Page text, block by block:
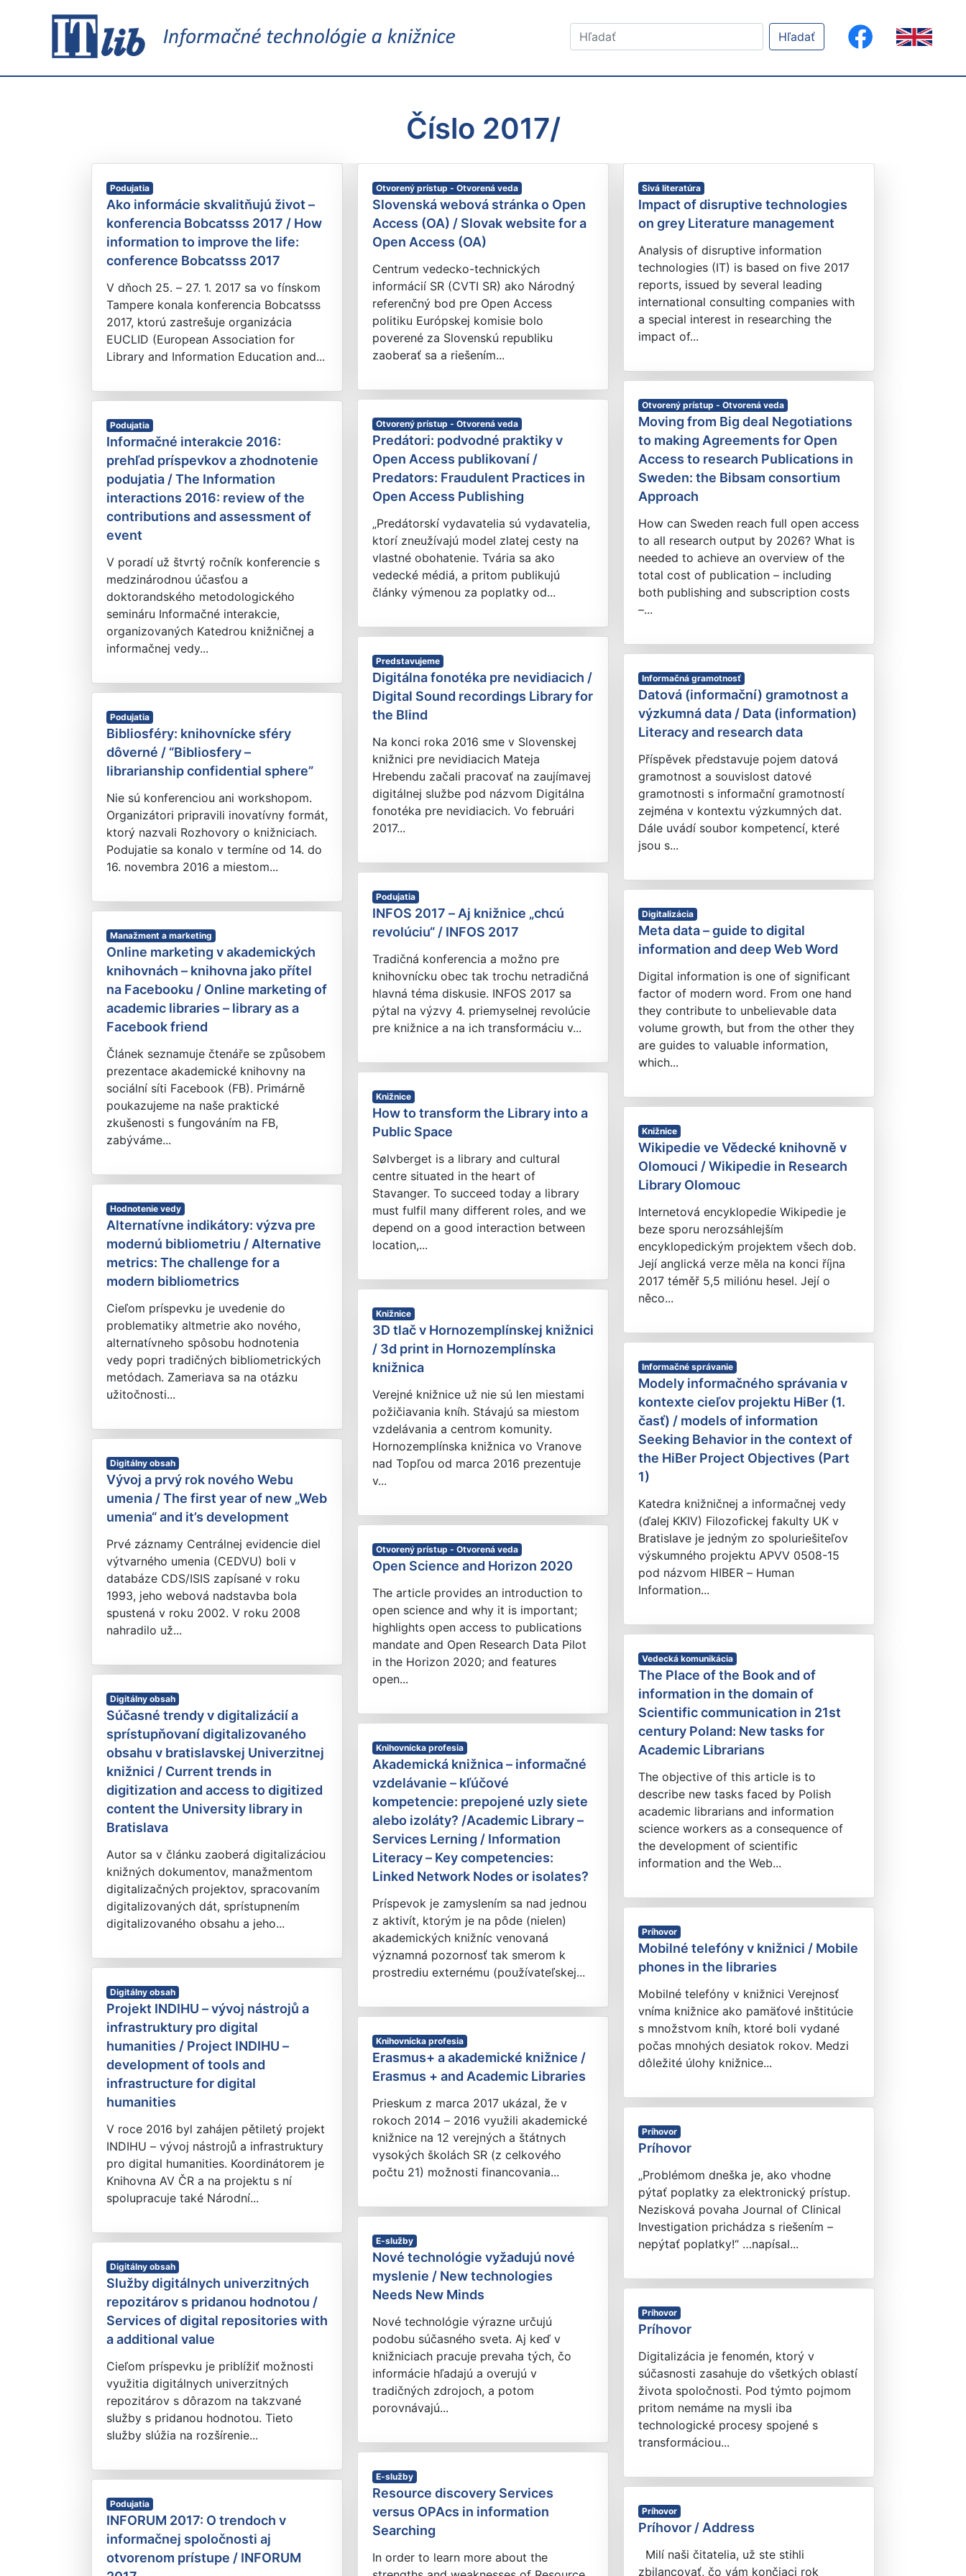
Hľadať
Číslo 2017/
Podujatia
Ako informácie skvalitňujú život –
konferencia Bobcatsss 2017 / How
information to improve the life:
conference Bobcatsss 2017
V dňoch 25. – 27. 1. 2017 sa vo fínskom
Tampere konala konferencia Bobcatsss
2017, ktorú zastrešuje organizácia
EUCLID (European Association for
Library and Information Education and...
Podujatia
Informačné interakcie 2016:
prehľad príspevkov a zhodnotenie
podujatia / The Information
interactions 2016: review of the
contributions and assessment of
event
V poradí už štvrtý ročník konferencie s
medzinárodnou účasťou a
doktorandského metodologického
semináru Informačné interakcie,
organizovaných Katedrou knižničnej a
informačnej vedy...
Podujatia
Bibliosféry: knihovnícke sféry
dôverné / “Bibliosfery –
librarianship confidential sphere”
Nie sú konferenciou ani workshopom.
Organizátori pripravili inovatívny formát,
ktorý nazvali Rozhovory o knižniciach.
Podujatie sa konalo v termíne od 14. do
16. novembra 2016 a miestom...
Manažment a marketing
Online marketing v akademických
knihovnách – knihovna jako přítel
na Facebooku / Online marketing of
academic libraries – library as a
Facebook friend
Článek seznamuje čtenáře se způsobem
prezentace akademické knihovny na
sociální síti Facebook (FB). Primárně
poukazujeme na naše praktické
zkušenosti s fungováním na FB,
zabýváme...
Hodnotenie vedy
Alternatívne indikátory: výzva pre
modernú bibliometriu / Alternative
metrics: The challenge for a
modern bibliometrics
Cieľom príspevku je uvedenie do
problematiky altmetrie ako nového,
alternatívneho spôsobu hodnotenia
vedy popri tradičných bibliometrických
metódach. Zameriava sa na otázku
užitočnosti...
Digitálny obsah
Vývoj a prvý rok nového Webu
umenia / The first year of new „Web
umenia“ and it’s development
Prvé záznamy Centrálnej evidencie diel
výtvarného umenia (CEDVU) boli v
databáze CDS/ISIS zapísané v roku
1993, jeho webová nadstavba bola
spustená v roku 2002. V roku 2008
nahradilo už...
Digitálny obsah
Súčasné trendy v digitalizácií a
sprístupňovaní digitalizovaného
obsahu v bratislavskej Univerzitnej
knižnici / Current trends in
digitization and access to digitized
content the University library in
Bratislava
Autor sa v článku zaoberá digitalizáciou
knižných dokumentov, manažmentom
digitalizačných projektov, spracovaním
digitalizovaných dát, sprístupnením
digitalizovaného obsahu a jeho...
Digitálny obsah
Projekt INDIHU – vývoj nástrojů a
infrastruktury pro digital
humanities / Project INDIHU –
development of tools and
infrastructure for digital
humanities
V roce 2016 byl zahájen pětiletý projekt
INDIHU – vývoj nástrojů a infrastruktury
pro digital humanities. Koordinátorem je
Knihovna AV ČR a na projektu s ní
spolupracuje také Národní...
Digitálny obsah
Služby digitálnych univerzitných
repozitárov s pridanou hodnotou /
Services of digital repositories with
a additional value
Cieľom príspevku je priblížiť možnosti
využitia digitálnych univerzitných
repozitárov s dôrazom na takzvané
služby s pridanou hodnotou. Tieto
služby slúžia na rozšírenie...
Podujatia
INFORUM 2017: O trendoch v
informačnej spoločnosti aj
otvorenom prístupe / INFORUM
Otvorený prístup - Otvorená veda
Slovenská webová stránka o Open
Access (OA) / Slovak website for a
Open Access (OA)
Centrum vedecko-technických
informácií SR (CVTI SR) ako Národný
referenčný bod pre Open Access
politiku Európskej komisie bolo
poverené za Slovenskú republiku
zaoberať sa a riešením...
Otvorený prístup - Otvorená veda
Predátori: podvodné praktiky v
Open Access publikovaní /
Predators: Fraudulent Practices in
Open Access Publishing
„Predátorskí vydavatelia sú vydavatelia,
ktorí zneužívajú model zlatej cesty na
vlastné obohatenie. Tvária sa ako
vedecké médiá, a pritom publikujú
články výmenou za poplatky od...
Predstavujeme
Digitálna fonotéka pre nevidiacich /
Digital Sound recordings Library for
the Blind
Na konci roka 2016 sme v Slovenskej
knižnici pre nevidiacich Mateja
Hrebendu začali pracovať na zaujímavej
digitálnej službe pod názvom Digitálna
fonotéka pre nevidiacich. Vo februári
2017...
Podujatia
INFOS 2017 – Aj knižnice „chcú
revolúciu“ / INFOS 2017
Tradičná konferencia a možno pre
knihovnícku obec tak trochu netradičná
hlavná téma diskusie. INFOS 2017 sa
pýtal na výzvy 4. priemyselnej revolúcie
pre knižnice a na ich transformáciu v...
Knižnice
How to transform the Library into a
Public Space
Sølvberget is a library and cultural
centre situated in the heart of
Stavanger. To succeed today a library
must fulfil many different roles, and we
depend on a good interaction between
location,...
Knižnice
3D tlač v Hornozemplínskej knižnici
/ 3d print in Hornozemplínska
knižnica
Verejné knižnice už nie sú len miestami
požičiavania kníh. Stávajú sa miestom
vzdelávania a centrom komunity.
Hornozemplínska knižnica vo Vranove
nad Topľou od marca 2016 prezentuje
v...
Otvorený prístup - Otvorená veda
Open Science and Horizon 2020
The article provides an introduction to
open science and why it is important;
highlights open access to publications
mandate and Open Research Data Pilot
in the Horizon 2020; and features
open...
Knihovnícka profesia
Akademická knižnica – informačné
vzdelávanie – kľúčové
kompetencie: prepojené uzly siete
alebo izoláty? /Academic Library –
Services Lerning / Information
Literacy – Key competencies:
Linked Network Nodes or isolates?
Príspevok je zamyslením sa nad jednou
z aktivít, ktorým je na pôde (nielen)
akademických knižníc venovaná
významná pozornosť tak smerom k
prostrediu externému (používateľskej...
Knihovnícka profesia
Erasmus+ a akademické knižnice /
Erasmus + and Academic Libraries
Prieskum z marca 2017 ukázal, že v
rokoch 2014 – 2016 využili akademické
knižnice na 12 verejných a štátnych
vysokých školách SR (z celkového
počtu 21) možnosti financovania...
E-služby
Nové technológie vyžadujú nové
myslenie / New technologies
Needs New Minds
Nové technológie výrazne určujú
podobu súčasného sveta. Aj keď v
knižniciach pracuje prevaha tých, čo
informácie hľadajú a overujú v
tradičných zdrojoch, a potom
porovnávajú...
E-služby
Resource discovery Services
versus OPAcs in information
Searching
In order to learn more about the
Sivá literatúra
Impact of disruptive technologies
on grey Literature management
Analysis of disruptive information
technologies (IT) is based on five 2017
reports, issued by several leading
international consulting companies with
a special interest in researching the
impact of...
Otvorený prístup - Otvorená veda
Moving from Big deal Negotiations
to making Agreements for Open
Access to research Publications in
Sweden: the Bibsam consortium
Approach
How can Sweden reach full open access
to all research output by 2026? What is
needed to achieve an overview of the
total cost of publication – including
both publishing and subscription costs
–...
Informačná gramotnosť
Datová (informační) gramotnost a
výzkumná data / Data (information)
Literacy and research data
Příspěvek představuje pojem datová
gramotnost a souvislost datové
gramotnosti s informační gramotností
zejména v kontextu výzkumných dat.
Dále uvádí soubor kompetencí, které
jsou s...
Digitalizácia
Meta data – guide to digital
information and deep Web Word
Digital information is one of significant
factor of modern word. From one hand
they contribute to unbelievable data
volume growth, but from the other they
are guides to valuable information,
which...
Knižnice
Wikipedie ve Vědecké knihovně v
Olomouci / Wikipedie in Research
Library Olomouc
Internetová encyklopedie Wikipedie je
beze sporu nerozsáhlejším
encyklopedickým projektem všech dob.
Její anglická verze měla na konci října
2017 téměř 5,5 miliónu hesel. Její o
něco...
Informačné správanie
Modely informačného správania v
kontexte cieľov projektu HiBer (1.
časť) / models of information
Seeking Behavior in the context of
the HiBer Project Objectives (Part
1)
Katedra knižničnej a informačnej vedy
(ďalej KKIV) Filozofickej fakulty UK v
Bratislave je jedným zo spoluriešiteľov
výskumného projektu APVV 0508-15
pod názvom HIBER – Human
Information...
Vedecká komunikácia
The Place of the Book and of
information in the domain of
Scientific communication in 21st
century Poland: New tasks for
Academic Librarians
The objective of this article is to
describe new tasks faced by Polish
academic librarians and information
science workers as a consequence of
the development of scientific
information and the Web...
Príhovor
Mobilné telefóny v knižnici / Mobile
phones in the libraries
Mobilné telefóny v knižnici Verejnosť
vníma knižnice ako pamäťové inštitúcie
s množstvom kníh, ktoré boli vydané
počas mnohých desiatok rokov. Medzi
dôležité úlohy knižnice...
Príhovor
Príhovor
„Problémom dneška je, ako vhodne
pýtať poplatky za elektronický prístup.
Nezisková povaha Journal of Clinical
Investigation prichádza s riešením –
nepýtať poplatky!“ …napísal...
Príhovor
Príhovor
Digitalizácia je fenomén, ktorý v
súčasnosti zasahuje do všetkých oblastí
života spoločnosti. Pod týmto pojmom
pritom nemáme na mysli iba
technologické procesy spojené s
transformáciou...
Príhovor
Príhovor / Address
Milí naši čitatelia, už ste stihli
zbilancovať, čo vám končiaci rok